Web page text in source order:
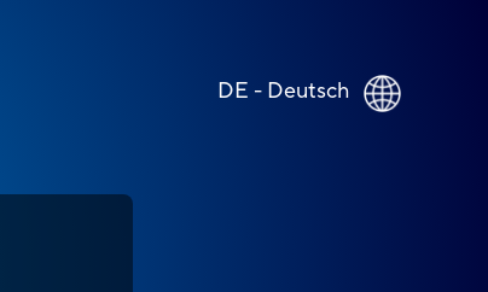
DE - Deutsch